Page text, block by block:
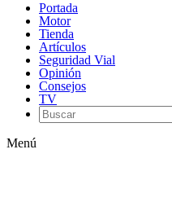
Portada
Motor
Tienda
Artículos
Seguridad Vial
Opinión
Consejos
TV
Menú